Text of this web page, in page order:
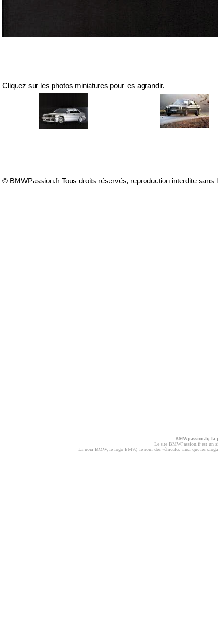
Cliquez sur les photos miniatures pour les agrandir.
© BMWPassion.fr Tous droits réservés, reproduction interdite sans
BMWpassion.fr, la
Le site BMWPassion.fr est un
La nom BMW, le logo BMW, le nom des véhicules ainsi que les